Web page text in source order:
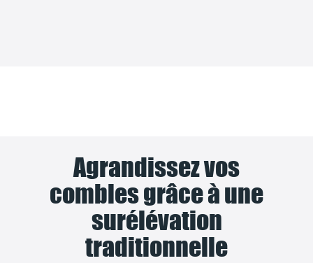
Agrandissez vos
combles grâce à une
surélévation
traditionnelle